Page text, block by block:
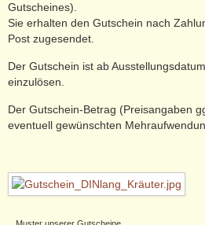
Gutscheines).
Sie erhalten den Gutschein nach
Post zugesendet.
Der Gutschein ist ab
einzulösen.
Der Gutschein-Betrag (Preisangaben
eventuell gewünschten